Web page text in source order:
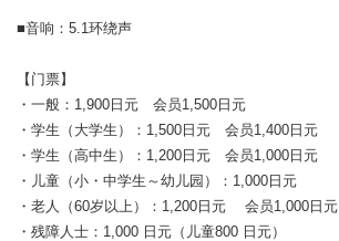
■音响：5.1环绕声
【门票】
・一般：1,900日元 会员1,500日元
・学生（大学生）：1,500日元 会员1,400日元
・学生（高中生）：1,200日元 会员1,000日元
・儿童（小・中学生～幼儿园）：1,000日元
・老人（60岁以上）：1,200日元 会员1,000日元
・残障人士：1,000 日元（儿童800 日元）